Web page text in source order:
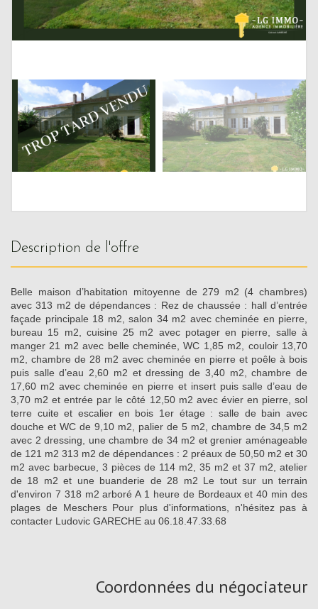
description de l'offre
Belle maison d’habitation mitoyenne de 279 m2 (4 chambres)
avec 313 m2 de dépendances : Rez de chaussée : hall d’entrée
façade principale 18 m2, salon 34 m2 avec cheminée en pierre,
bureau 15 m2, cuisine 25 m2 avec potager en pierre, salle à
manger 21 m2 avec belle cheminée, WC 1,85 m2, couloir 13,70
m2, chambre de 28 m2 avec cheminée en pierre et poêle à bois
puis salle d’eau 2,60 m2 et dressing de 3,40 m2, chambre de
17,60 m2 avec cheminée en pierre et insert puis salle d’eau de
3,70 m2 et entrée par le côté 12,50 m2 avec évier en pierre, sol
terre cuite et escalier en bois 1er étage : salle de bain avec
douche et WC de 9,10 m2, palier de 5 m2, chambre de 34,5 m2
avec 2 dressing, une chambre de 34 m2 et grenier aménageable
de 121 m2 313 m2 de dépendances : 2 préaux de 50,50 m2 et 30
m2 avec barbecue, 3 pièces de 114 m2, 35 m2 et 37 m2, atelier
de 18 m2 et une buanderie de 28 m2 Le tout sur un terrain
d'environ 7 318 m2 arboré A 1 heure de Bordeaux et 40 min des
plages de Meschers Pour plus d'informations, n'hésitez pas à
contacter Ludovic GARECHE au 06.18.47.33.68
Coordonnées du négociateur